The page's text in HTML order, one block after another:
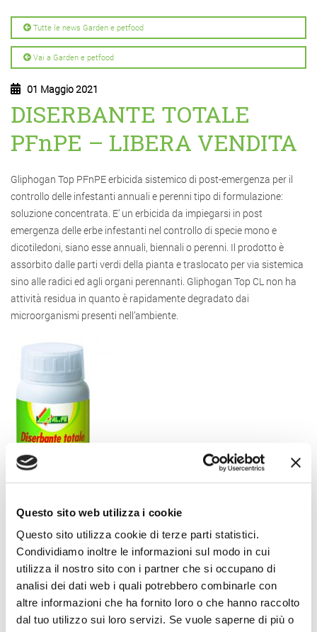
Questo sito web utilizza i cookie
Questo sito utilizza cookie di terze parti statistici.
Condividiamo inoltre le informazioni sul modo in cui
utilizza il nostro sito con i partner che si occupano di
analisi dei dati web i quali potrebbero combinarle con
altre informazioni che ha fornito loro o che hanno raccolto
dal tuo utilizzo sui loro servizi. Se vuole saperne di più o
Tutte le news Garden e petfood
Vai a Garden e petfood
01 Maggio 2021
DISERBANTE TOTALE
PFnPE – LIBERA VENDITA
Gliphogan Top PFnPE erbicida sistemico di post-emergenza per il
controllo delle infestanti annuali e perenni tipo di formulazione:
soluzione concentrata. E’ un erbicida da impiegarsi in post
emergenza delle erbe infestanti nel controllo di specie mono e
dicotiledoni, siano esse annuali, biennali o perenni. Il prodotto è
assorbito dalle parti verdi della pianta e traslocato per via sistemica
sino alle radici ed agli organi perennanti. Gliphogan Top CL non ha
attività residua in quanto è rapidamente degradato dai
microorganismi presenti nell’ambiente.
Altre Notizie